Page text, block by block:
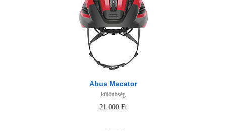
Abus Macator
különbség
21.000 Ft